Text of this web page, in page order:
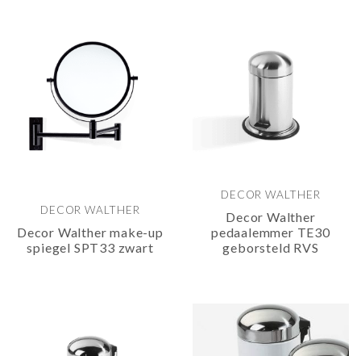
DECOR WALTHER
Decor Walther make-up
spiegel SPT33 zwart
DECOR WALTHER
Decor Walther
pedaalemmer TE30
geborsteld RVS